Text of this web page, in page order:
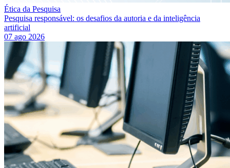
Ética da Pesquisa
Pesquisa responsável: os desafios da autoria e da inteligência
artificial
07 ago 2026